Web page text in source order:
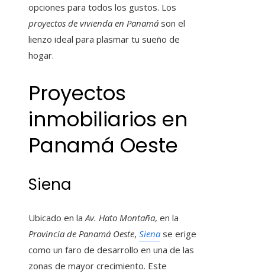
opciones para todos los gustos. Los
proyectos de vivienda en Panamá son el
lienzo ideal para plasmar tu sueño de
hogar.
Proyectos
inmobiliarios en
Panamá Oeste
Siena
Ubicado en laAv. Hato Montaña, en la
Provincia de Panamá Oeste, Siena se erige
como un faro de desarrollo en una de las
zonas de mayor crecimiento. Este